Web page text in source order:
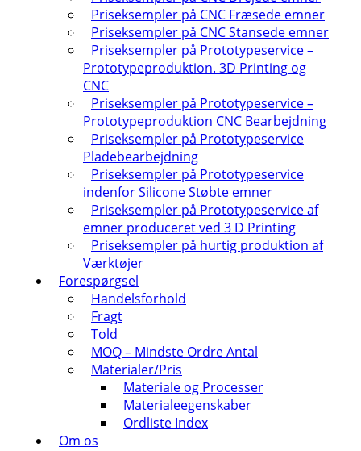
Priseksempler på CNC Fræsede emner
Priseksempler på CNC Stansede emner
Priseksempler på Prototypeservice –
Prototypeproduktion. 3D Printing og
CNC
Priseksempler på Prototypeservice –
Prototypeproduktion CNC Bearbejdning
Priseksempler på Prototypeservice
Pladebearbejdning
Priseksempler på Prototypeservice
indenfor Silicone Støbte emner
Priseksempler på Prototypeservice af
emner produceret ved 3 D Printing
Priseksempler på hurtig produktion af
Værktøjer
Forespørgsel
Handelsforhold
Fragt
Told
MOQ – Mindste Ordre Antal
Materialer/Pris
Materiale og Processer
Materialeegenskaber
Ordliste Index
Om os